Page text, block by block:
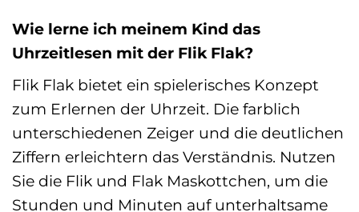
Wie lerne ich meinem Kind das
Uhrzeitlesen mit der Flik Flak?
Flik Flak bietet ein spielerisches Konzept
zum Erlernen der Uhrzeit. Die farblich
unterschiedenen Zeiger und die deutlichen
Ziffern erleichtern das Verständnis. Nutzen
Sie die Flik und Flak Maskottchen, um die
Stunden und Minuten auf unterhaltsame